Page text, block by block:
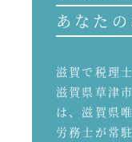
あなた
滋賀で税理
滋賀県草津
は、滋賀県
労務士が常